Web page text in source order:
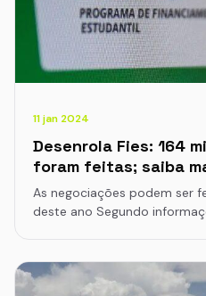
11 jan 2024
Desenrola Fies: 164
foram feitas; saiba
As negociações podem ser
deste ano Segundo